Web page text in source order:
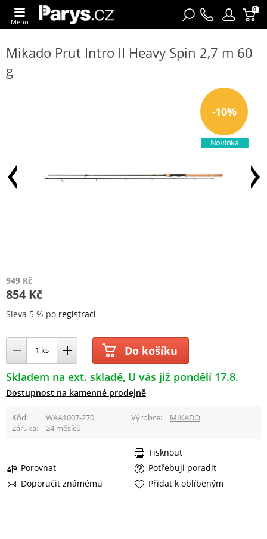
0
Menu
Mikado Prut Intro II Heavy Spin 2,7 m 60
g
-10%
Novinka
949 Kč
854 Kč
Sleva 5 % po registraci
Do košíku
Skladem na ext. skladě U vás již pondělí 17.8.
Dostupnost na kamenné prodejně
Kód WAA1007-270 Výrobce
MIKADO
Záruka
24 měsíců
Porovnat
Potřebuji poradit
Doporučit známému
Tisknout
Přidat k oblíbeným